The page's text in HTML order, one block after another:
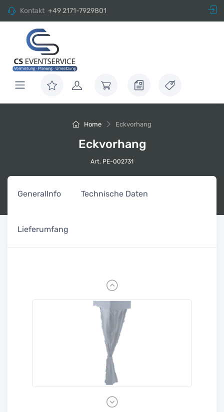
Kontakt +49 2171-7929801
Home Eckvorhang
Eckvorhang
Art. PE-002731
GeneralInfo Technische Daten
Lieferumfang
Previous
Next